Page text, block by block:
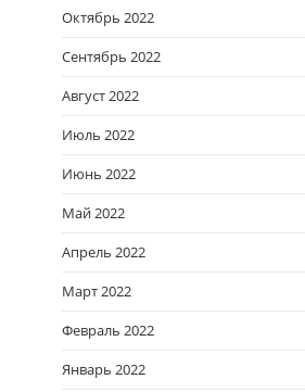
Октябрь 2022
Сентябрь 2022
Август 2022
Июль 2022
Июнь 2022
Май 2022
Апрель 2022
Март 2022
Февраль 2022
Январь 2022